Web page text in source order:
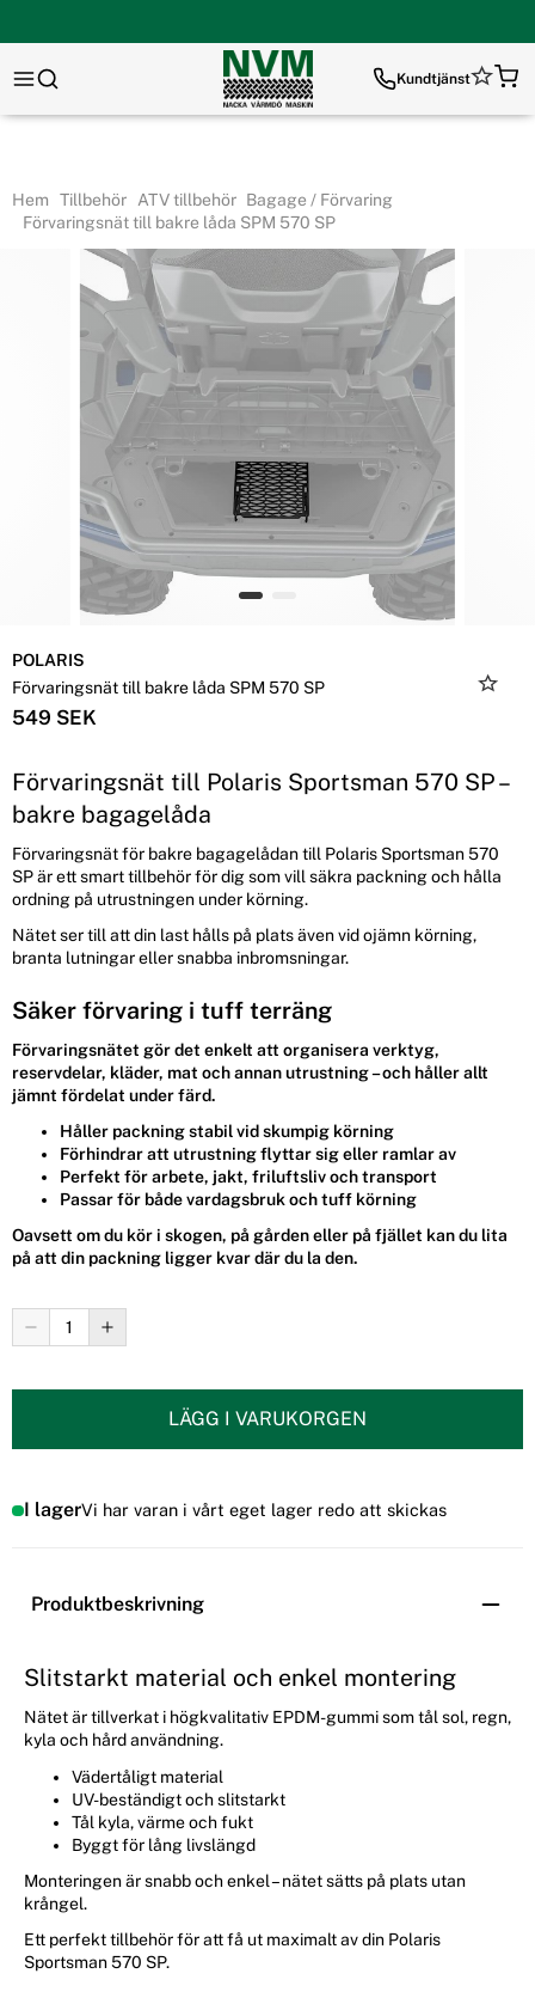
Kundtjänst
Hem Tillbehör ATV tillbehör Bagage / Förvaring
Förvaringsnät till bakre låda SPM 570 SP
POLARIS
Förvaringsnät till bakre låda SPM 570 SP
549 SEK
Förvaringsnät till Polaris Sportsman 570 SP –
bakre bagagelåda
Förvaringsnät för bakre bagagelådan till Polaris Sportsman 570
SP är ett smart tillbehör för dig som vill säkra packning och hålla
ordning på utrustningen under körning.
Nätet ser till att din last hålls på plats även vid ojämn körning,
branta lutningar eller snabba inbromsningar.
Säker förvaring i tuff terräng
Förvaringsnätet gör det enkelt att organisera verktyg,
reservdelar, kläder, mat och annan utrustning – och håller allt
jämnt fördelat under färd.
Håller packning stabil vid skumpig körning
Förhindrar att utrustning flyttar sig eller ramlar av
Perfekt för arbete, jakt, friluftsliv och transport
Passar för både vardagsbruk och tuff körning
Oavsett om du kör i skogen, på gården eller på fjället kan du lita
på att din packning ligger kvar där du la den.
LÄGG I VARUKORGEN
I lagerVi har varan i vårt eget lager redo att skickas
Produktbeskrivning
Slitstarkt material och enkel montering
Nätet är tillverkat i högkvalitativ EPDM-gummi som tål sol, regn,
kyla och hård användning.
Vädertåligt material
UV-beständigt och slitstarkt
Tål kyla, värme och fukt
Byggt för lång livslängd
Monteringen är snabb och enkel – nätet sätts på plats utan
krångel.
Ett perfekt tillbehör för att få ut maximalt av din Polaris
Sportsman 570 SP.